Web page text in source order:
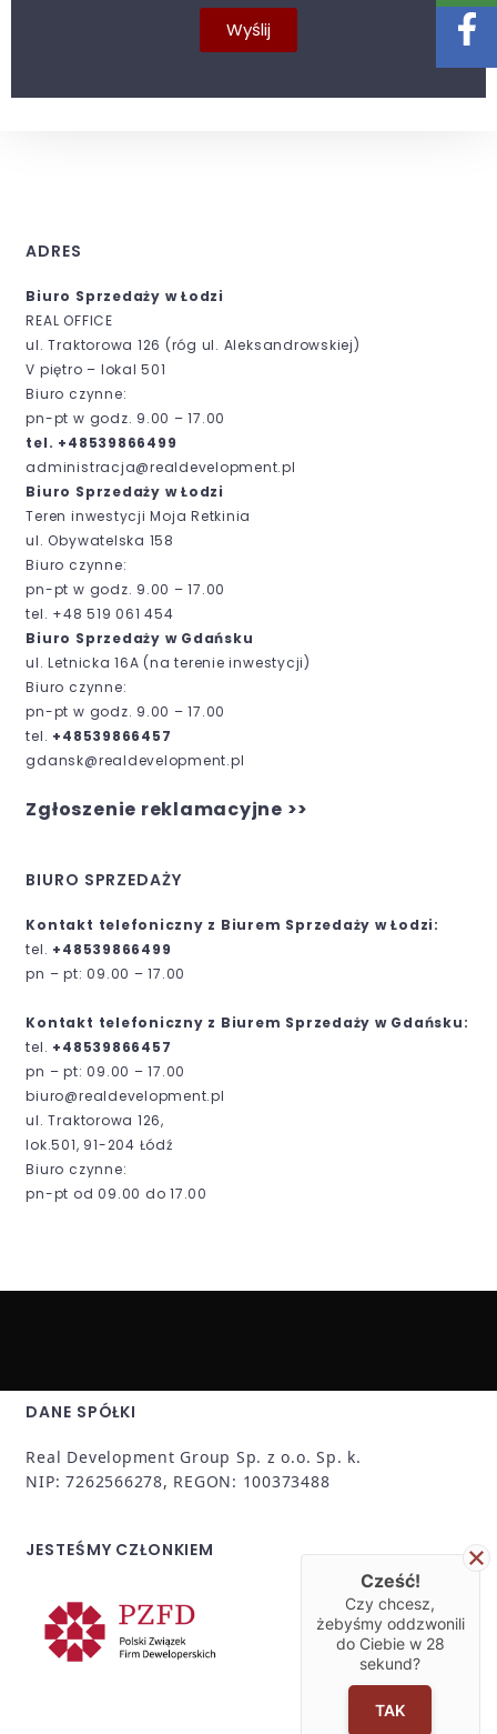
Wyślij
ADRES
Biuro Sprzedaży w Łodzi
REAL OFFICE
ul. Traktorowa 126 (róg ul. Aleksandrowskiej)
V piętro – lokal 501
Biuro czynne:
pn-pt w godz. 9.00 – 17.00
tel. +48539866499
administracja@realdevelopment.pl
Biuro Sprzedaży w Łodzi
Teren inwestycji Moja Retkinia
ul. Obywatelska 158
Biuro czynne:
pn-pt w godz. 9.00 – 17.00
tel. +48 519 061 454
Biuro Sprzedaży w Gdańsku
ul. Letnicka 16A (na terenie inwestycji)
Biuro czynne:
pn-pt w godz. 9.00 – 17.00
tel. +48539866457
gdansk@realdevelopment.pl
Zgłoszenie reklamacyjne >>
BIURO SPRZEDAŻY
Kontakt telefoniczny z Biurem Sprzedaży w Łodzi:
tel. +48539866499
pn – pt: 09.00 – 17.00
Kontakt telefoniczny z Biurem Sprzedaży w Gdańsku:
tel. +48539866457
pn – pt: 09.00 – 17.00
biuro@realdevelopment.pl
ul. Traktorowa 126,
lok.501, 91-204 Łódź
Biuro czynne:
pn-pt od 09.00 do 17.00
DANE SPÓŁKI
Real Development Group Sp. z o.o. Sp. k.
NIP: 7262566278, REGON: 100373488
JESTEŚMY CZŁONKIEM
Cześć!
Czy chcesz,
żebyśmy oddzwonili
do Ciebie w 28
sekund?
TAK